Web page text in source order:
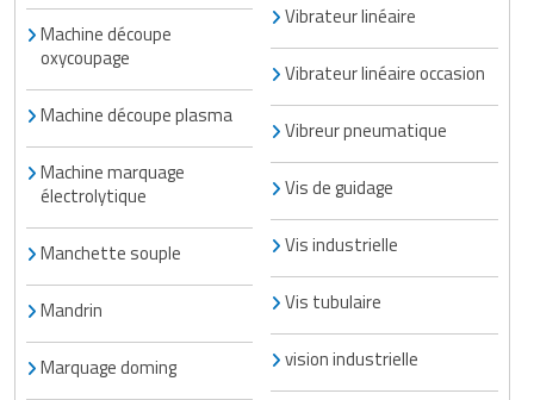
Machine découpe
oxycoupage
Machine découpe plasma
Machine marquage
électrolytique
Manchette souple
Mandrin
Marquage doming
Vibrateur linéaire
Vibrateur linéaire occasion
Vibreur pneumatique
Vis de guidage
Vis industrielle
Vis tubulaire
vision industrielle